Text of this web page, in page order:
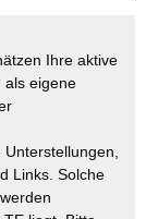
Ihre aktive
als eigene
Unterstellungen,
Links. Solche